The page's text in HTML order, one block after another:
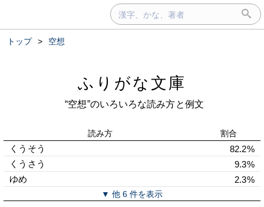
トップ > 空想
ふりがな文庫
“空想”のいろいろな読み方と例文
読み方 割合
くうそう
82.2%
くうさう
9.3%
ゆめ
2.3%
▼ 他 6 件を表示